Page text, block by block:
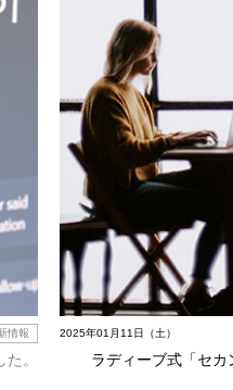
情報
。
2025年01月11日（土）
ラディーブ式「セ